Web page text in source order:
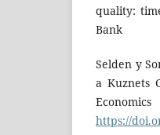
quality:
Bank
Selden y
a Kuznets
https://